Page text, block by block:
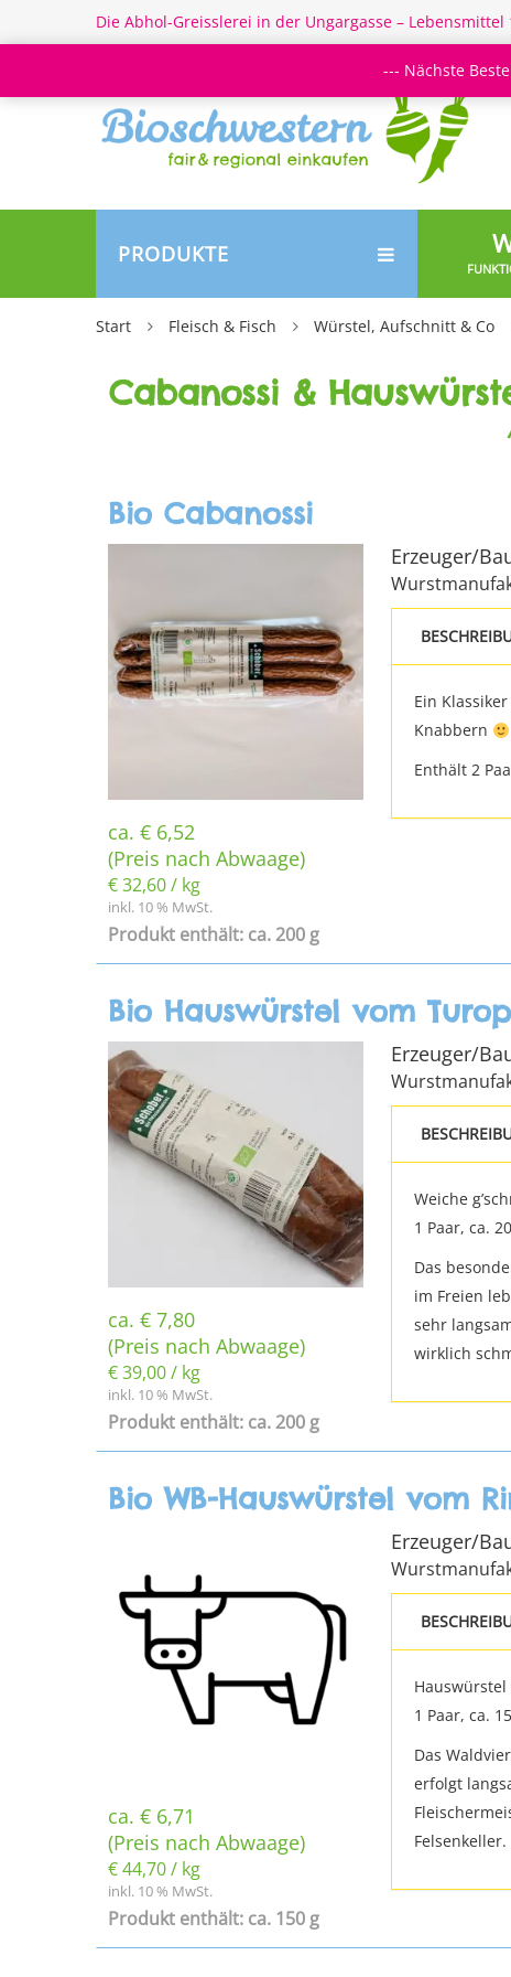
Die Abhol-Greisslerei in der Ungargasse –
PRODUKTE
Start Fleisch & Fisch Würstel, Aufschnitt & Co
Cabanossi &
Bio Cabanossi
ca. € 6,52
(Preis nach Abwaage)
€32,60/ kg
inkl. 10 % MwSt.
Produkt enthält: ca. 200 g
Erzeuger/
Ein
Knabbern
Enthält 2
Bio Hauswürstel vom
ca. € 7,80
(Preis nach Abwaage)
€39,00/ kg
inkl. 10 % MwSt.
Produkt enthält: ca. 200 g
Erzeuger/
Weiche
1 Paar, ca.
Das
im Freien
sehr
wirklich
Bio WB-Hauswürstel vom
ca. € 6,71
(Preis nach Abwaage)
€44,70/ kg
inkl. 10 % MwSt.
Produkt enthält: ca. 150 g
Erzeuger/
1 Paar, ca.
Das
erfolgt
Felsenkeller.
--- Nächste